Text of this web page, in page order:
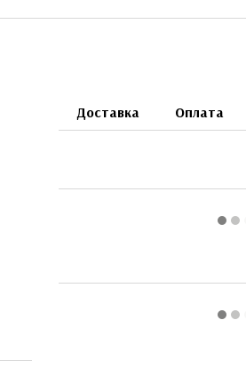
Доставка Оплата